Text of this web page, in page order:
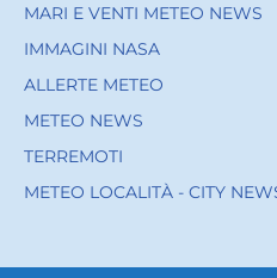
MARI E VENTI METEO NEWS
IMMAGINI NASA
ALLERTE METEO
METEO NEWS
TERREMOTI
METEO LOCALITÀ - CITY